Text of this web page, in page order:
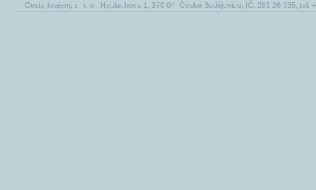
Cesty krajem, s. r. o., Neplachova 1, 370 04, České Budějovice, IČ: 281 26 335, tel.